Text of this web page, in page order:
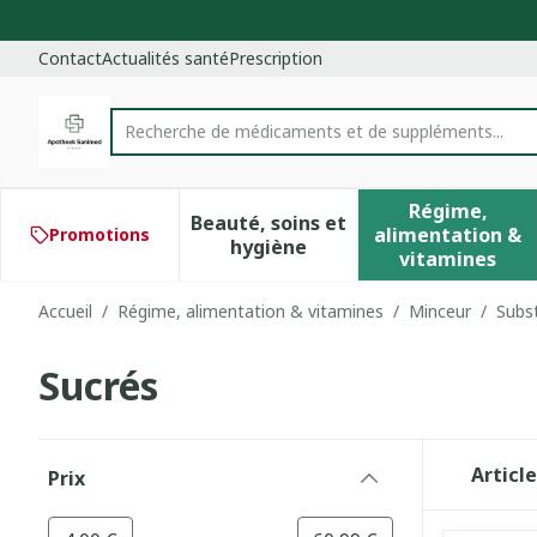
ContactActualités santéPrescription
Rechercher
Recherche de médica
Promotions
Beauté, soins et
hygièneAfficher le sous-menu pour
Régime,
alimentation &
vitamines
Afficher
Accueil / Régime, alimentation & vitamines / Minceur /
Sucrés
Prix